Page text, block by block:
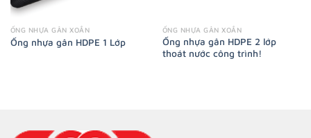
ỐNG NHỰA GÂN XOẮN
Ống nhựa gân HDPE 1 Lớp
ỐNG NHỰA GÂN XOẮN
Ống nhựa gân HDPE 2 lớp
thoát nước công trình!